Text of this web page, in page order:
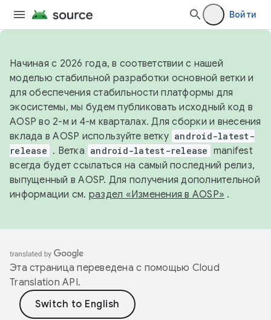
Войти
Начиная с 2026 года, в соответствии с нашей
моделью стабильной разработки основной ветки и
для обеспечения стабильности платформы для
экосистемы, мы будем публиковать исходный код в
AOSP во 2-м и 4-м кварталах. Для сборки и внесения
вклада в AOSP используйте ветку android-latest-
release . Ветка android-latest-release manifest
всегда будет ссылаться на самый последний релиз,
выпущенный в AOSP. Для получения дополнительной
информации см. раздел «Изменения в AOSP» .
Эта страница переведена с помощью Cloud
Translation API.